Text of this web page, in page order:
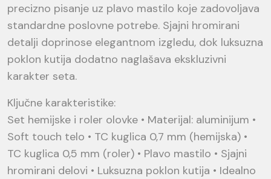
precizno pisanje uz plavo mastilo koje zadovoljava
standardne poslovne potrebe. Sjajni hromirani
detalji doprinose elegantnom izgledu, dok luksuzna
poklon kutija dodatno naglašava ekskluzivni
karakter seta.
Ključne karakteristike:
Set hemijske i roler olovke • Materijal: aluminijum •
Soft touch telo • TC kuglica 0,7 mm (hemijska) •
TC kuglica 0,5 mm (roler) • Plavo mastilo • Sjajni
hromirani delovi • Luksuzna poklon kutija • Idealno